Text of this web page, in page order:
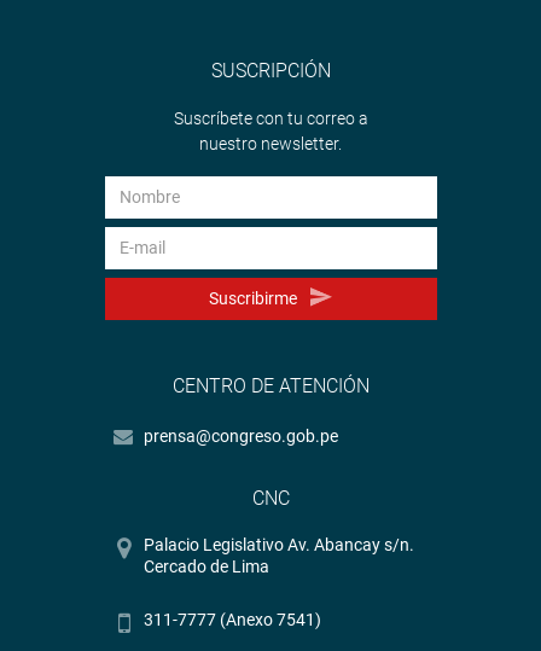
SUSCRIPCIÓN
Suscríbete con tu correo a
nuestro newsletter.
Suscribirme
CENTRO DE ATENCIÓN
prensa@congreso.gob.pe
CNC
Palacio Legislativo Av. Abancay s/n.
Cercado de Lima
311-7777 (Anexo 7541)